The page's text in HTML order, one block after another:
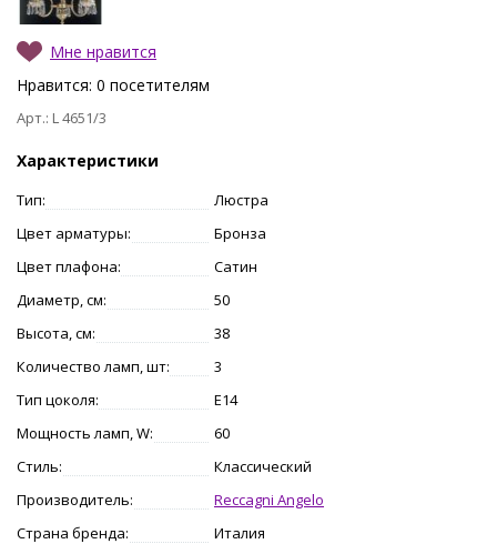
Мне нравится
Нравится: 0 посетителям
Арт.: L 4651/3
Характеристики
Тип:
Люстра
Цвет арматуры:
Бронза
Цвет плафона:
Сатин
Диаметр, см:
50
Высота, см:
38
Количество ламп, шт:
3
Тип цоколя:
E14
Мощность ламп, W:
60
Стиль:
Классический
Производитель:
Reccagni Angelo
Страна бренда:
Италия